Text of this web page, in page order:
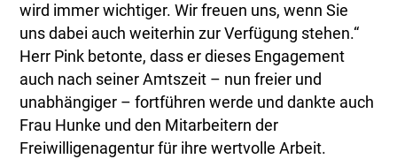
wird immer wichtiger. Wir freuen uns, wenn Sie
uns dabei auch weiterhin zur Verfügung stehen.“
Herr Pink betonte, dass er dieses Engagement
auch nach seiner Amtszeit – nun freier und
unabhängiger – fortführen werde und dankte auch
Frau Hunke und den Mitarbeitern der
Freiwilligenagentur für ihre wertvolle Arbeit.